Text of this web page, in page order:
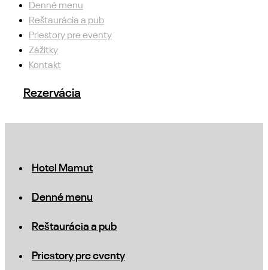
Denné menu
Reštaurácia a pub
Priestory pre eventy
Zážitky
Kontakt
Rezervácia
Hotel Mamut
Denné menu
Reštaurácia a pub
Priestory pre eventy